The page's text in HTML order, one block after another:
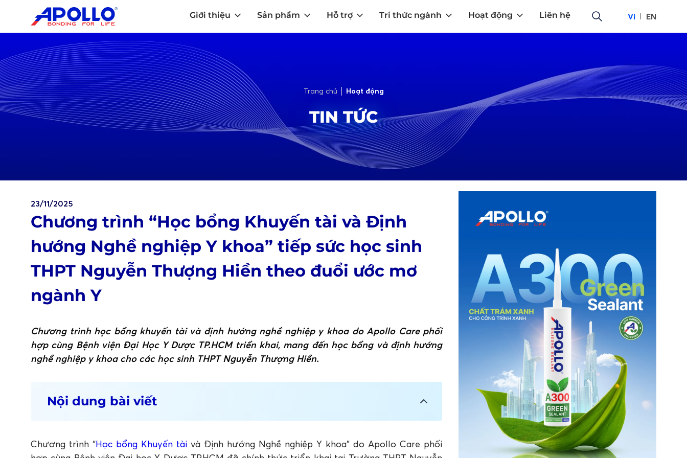
Giới thiệu Sản phẩm Hỗ trợ Tri thức ngành Hoạt động Liên hệ VI EN
Trang chủ Hoạt động
TIN TỨC
23/11/2025
Chương trình “Học bổng Khuyến tài và Định
hướng Nghề nghiệp Y khoa” tiếp sức học sinh
THPT Nguyễn Thượng Hiền theo đuổi ước mơ
ngành Y
Chương trình học bổng khuyến tài và định hướng nghề nghiệp y khoa do Apollo Care phối
hợp cùng Bệnh viện Đại Học Y Dược TP.HCM triển khai, mang đến học bổng và định hướng
nghề nghiệp y khoa cho các học sinh THPT Nguyễn Thượng Hiền.
Nội dung bài viết
Học bổng Khuyến tài đồng hành cùng học sinh Nguyễn Thượng Hiền theo đuổi ước
Định hướng nghề nghiệp y khoa thông qua trải nghiệm thực tế
Chương trình “Học bổng Khuyến tài và Định hướng Nghề nghiệp Y khoa” do Apollo Care phối